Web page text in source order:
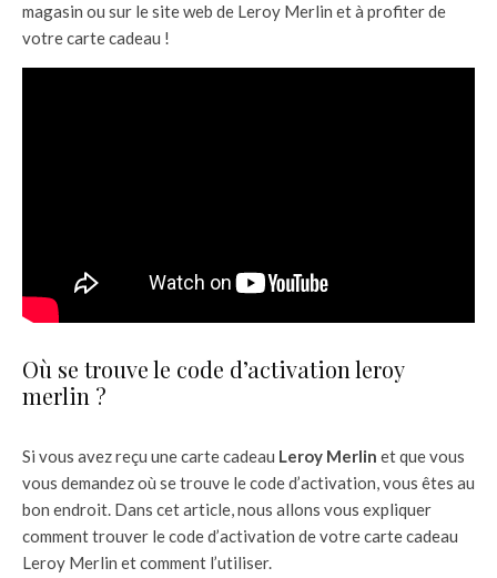
magasin ou sur le site web de Leroy Merlin et à profiter de
votre carte cadeau !
Où se trouve le code d’activation leroy
merlin ?
Si vous avez reçu une carte cadeau Leroy Merlin et que vous
vous demandez où se trouve le code d’activation, vous êtes au
bon endroit. Dans cet article, nous allons vous expliquer
comment trouver le code d’activation de votre carte cadeau
Leroy Merlin et comment l’utiliser.